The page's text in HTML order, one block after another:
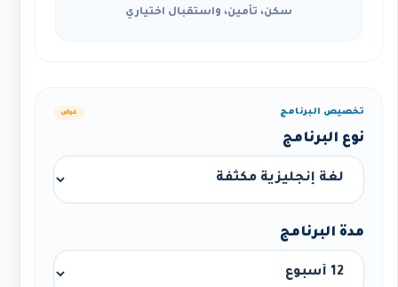
سكن، تأمين، واستقبال اختياري
تخصيص البرنامج عرض
نوع البرنامج
مدة البرنامج